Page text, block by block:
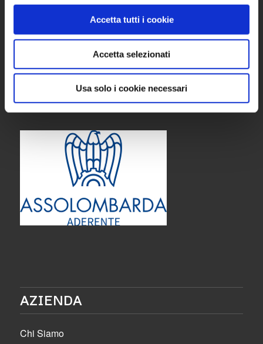
Accetta tutti i cookie
Accetta selezionati
Usa solo i cookie necessari
Sistemi ad Isola Stand Alone
Energy Sharing
AZIENDA
Chi Siamo